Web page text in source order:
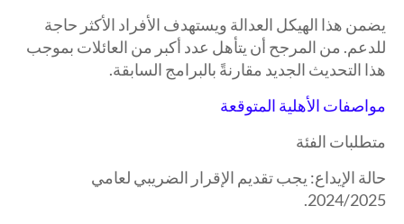
يضمن هذا الهيكل العدالة ويستهدف الأفراد الأكثر حاجة
للدعم. من المرجح أن يتأهل عدد أكبر من العائلات بموجب
هذا التحديث الجديد مقارنةً بالبرامج السابقة.
مواصفات الأهلية المتوقعة
متطلبات الفئة
حالة الإيداع: يجب تقديم الإقرار الضريبي لعامي
2024/2025.